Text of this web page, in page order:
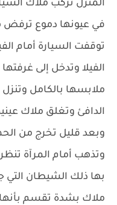
المنزل تركب ملاك
في عيونها دموع ترفض
توقفت السيارة أمام
الفيلا وتدخل إلى
ملابسها بالكامل
الدافئ وتغلق ملاك
وبعد قليل تخرج من
وتذهب أمام المرآة
بها ذلك الشيطان
ملاك بشدة تقسم